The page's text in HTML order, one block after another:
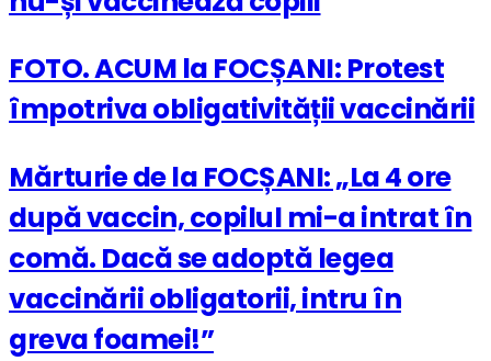
FOTO. ACUM la FOCȘANI: Protest
împotriva obligativității vaccinării
Mărturie de la FOCȘANI: „La 4 ore
după vaccin, copilul mi-a intrat în
comă. Dacă se adoptă legea
vaccinării obligatorii, intru în
greva foamei!”